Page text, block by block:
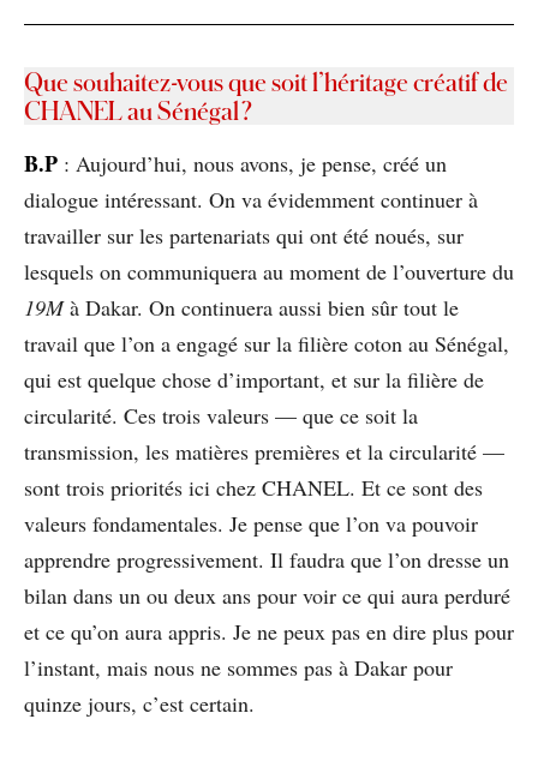
Que souhaitez-vous que soit l’héritage créatif de
CHANEL au Sénégal ?
B.P : Aujourd’hui, nous avons, je pense, créé un
dialogue intéressant. On va évidemment continuer à
travailler sur les partenariats qui ont été noués, sur
lesquels on communiquera au moment de l’ouverture du
19Mà Dakar. On continuera aussi bien sûr tout le
travail que l’on a engagé sur la filière coton au Sénégal,
qui est quelque chose d’important, et sur la filière de
circularité. Ces trois valeurs — que ce soit la
transmission, les matières premières et la circularité —
sont trois priorités ici chez CHANEL. Et ce sont des
valeurs fondamentales. Je pense que l’on va pouvoir
apprendre progressivement. Il faudra que l’on dresse un
bilan dans un ou deux ans pour voir ce qui aura perduré
et ce qu’on aura appris. Je ne peux pas en dire plus pour
l’instant, mais nous ne sommes pas à Dakar pour
quinze jours, c’est certain.